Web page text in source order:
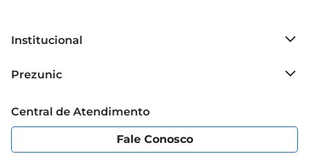
Institucional
Grupo Cencosud
Política de Privacidade
Portal do fornecedor
Prezunic
Código de Ética
App Prezunic
Central de Atendimento
Fale Conosco